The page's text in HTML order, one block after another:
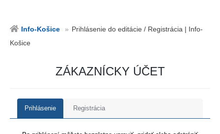
Info-Košice
Prihlásenie do editácie / Registrácia | Info-
Košice
ZÁKAZNÍCKY ÚČET
Prihlásenie Registrácia